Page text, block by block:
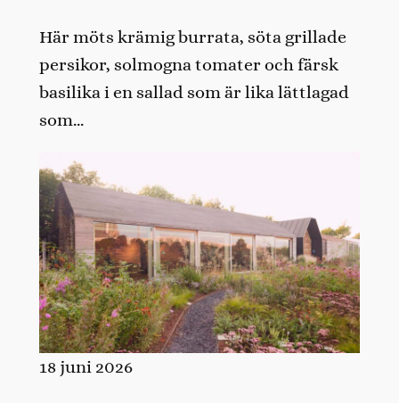
Här möts krämig burrata, söta grillade
persikor, solmogna tomater och färsk
basilika i en sallad som är lika lättlagad
som…
18 juni 2026